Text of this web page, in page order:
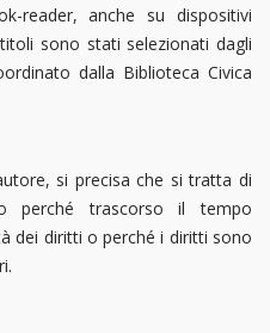
reader, anche su dispositivi
sono stati selezionati dagli
dalla Biblioteca Civica
si precisa che si tratta di
perché trascorso il tempo
dei diritti o perché i diritti sono